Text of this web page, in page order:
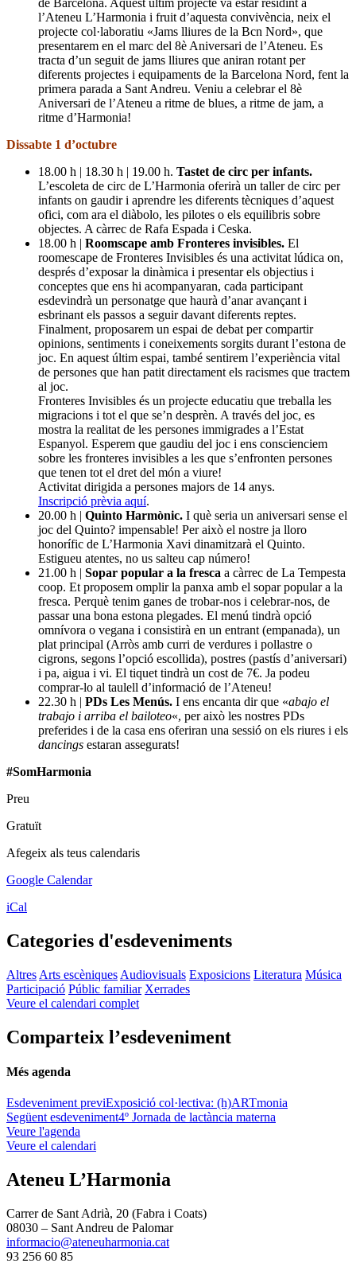
l’Ateneu L’Harmonia i fruit d’aquesta convivència, neix el
projecte col·laboratiu «Jams lliures de la Bcn Nord», que
presentarem en el marc del 8è Aniversari de l’Ateneu. Es
tracta d’un seguit de jams lliures que aniran rotant per
diferents projectes i equipaments de la Barcelona Nord, fent la
primera parada a Sant Andreu. Veniu a celebrar el 8è
Aniversari de l’Ateneu a ritme de blues, a ritme de jam, a
ritme d’Harmonia!
Dissabte 1 d’octubre
18.00 h | 18.30 h | 19.00 h. Tastet de circ per infants.
L’escoleta de circ de L’Harmonia oferirà un taller de circ per
infants on gaudir i aprendre les diferents tècniques d’aquest
ofici, com ara el diàbolo, les pilotes o els equilibris sobre
objectes. A càrrec de Rafa Espada i Ceska.
18.00 h | Roomscape amb Fronteres invisibles. El
roomescape de Fronteres Invisibles és una activitat lúdica on,
després d’exposar la dinàmica i presentar els objectius i
conceptes que ens hi acompanyaran, cada participant
esdevindrà un personatge que haurà d’anar avançant i
esbrinant els passos a seguir davant diferents reptes.
Finalment, proposarem un espai de debat per compartir
opinions, sentiments i coneixements sorgits durant l’estona de
joc. En aquest últim espai, també sentirem l’experiència vital
de persones que han patit directament els racismes que tractem
al joc.
Fronteres Invisibles és un projecte educatiu que treballa les
migracions i tot el que se’n desprèn. A través del joc, es
mostra la realitat de les persones immigrades a l’Estat
Espanyol. Esperem que gaudiu del joc i ens conscienciem
sobre les fronteres invisibles a les que s’enfronten persones
que tenen tot el dret del món a viure!
Activitat dirigida a persones majors de 14 anys.
Inscripció prèvia aquí.
20.00 h | Quinto Harmònic. I què seria un aniversari sense el
joc del Quinto? impensable! Per això el nostre ja lloro
honorífic de L’Harmonia Xavi dinamitzarà el Quinto.
Estigueu atentes, no us salteu cap número!
21.00 h | Sopar popular a la fresca a càrrec de La Tempesta
coop. Et proposem omplir la panxa amb el sopar popular a la
fresca. Perquè tenim ganes de trobar-nos i celebrar-nos, de
passar una bona estona plegades. El menú tindrà opció
omnívora o vegana i consistirà en un entrant (empanada), un
plat principal (Arròs amb curri de verdures i pollastre o
cigrons, segons l’opció escollida), postres (pastís d’aniversari)
i pa, aigua i vi. El tiquet tindrà un cost de 7€. Ja podeu
comprar-lo al taulell d’informació de l’Ateneu!
22.30 h | PDs Les Menús. I ens encanta dir que «abajo el
trabajo i arriba el bailoteo«, per això les nostres PDs
preferides i de la casa ens oferiran una sessió on els riures i els
dancings estaran assegurats!
#SomHarmonia
Preu
Gratuït
Afegeix als teus calendaris
Google Calendar
iCal
Categories d'esdeveniments
Altres Arts escèniques Audiovisuals Exposicions Literatura Música
Participació Públic familiar Xerrades
Veure el calendari complet
Comparteix l’esdeveniment
Més agenda
Esdeveniment previExposició col·lectiva: (h)ARTmonia
Següent esdeveniment4º Jornada de lactància materna
Veure l'agenda
Veure el calendari
Ateneu L’Harmonia
Carrer de Sant Adrià, 20 (Fabra i Coats)
08030 – Sant Andreu de Palomar
informacio@ateneuharmonia.cat
93 256 60 85